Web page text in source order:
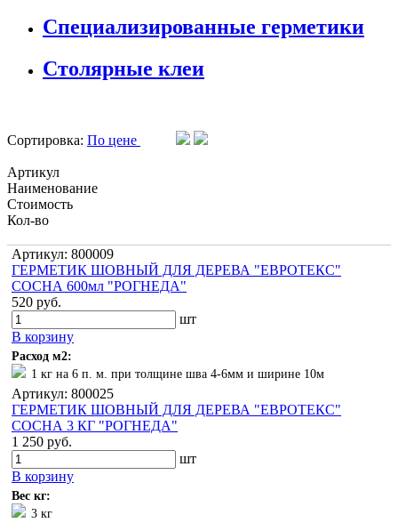
Специализированные герметики
Столярные клеи
Сортировка: По цене
Артикул
Наименование
Стоимость
Кол-во
Артикул: 800009
ГЕРМЕТИК ШОВНЫЙ ДЛЯ ДЕРЕВА "ЕВРОТЕКС"
СОСНА 600мл "РОГНЕДА"
520 руб.
шт
В корзину
Расход м2:
1 кг на 6 п. м. при толщине шва 4-6мм и ширине 10м
Артикул: 800025
ГЕРМЕТИК ШОВНЫЙ ДЛЯ ДЕРЕВА "ЕВРОТЕКС"
СОСНА 3 КГ "РОГНЕДА"
1 250 руб.
шт
В корзину
Вес кг:
3 кг